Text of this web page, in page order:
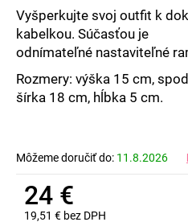
5
hviezdičiek.
Vyšperkujte svoj outfit k
kabelkou. Súčasťou je
odnímateľné nastaviteľné
Rozmery: výška 15 cm, s
šírka 18 cm, hĺbka 5 cm.
Môžeme doručiť do: 11.8.2026
24 €
19,51 € bez DPH
p
o
r
ú
č
a